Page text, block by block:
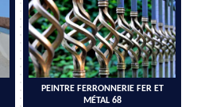
PEINTRE FERRONNERIE FER ET
MÉTAL 68